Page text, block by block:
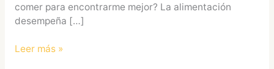
comer para encontrarme mejor? La alimentación
desempeña […]
Leer más »